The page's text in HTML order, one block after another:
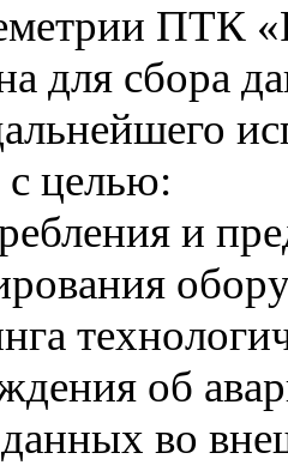
ПТК
для сбора
целью:
и
об
во